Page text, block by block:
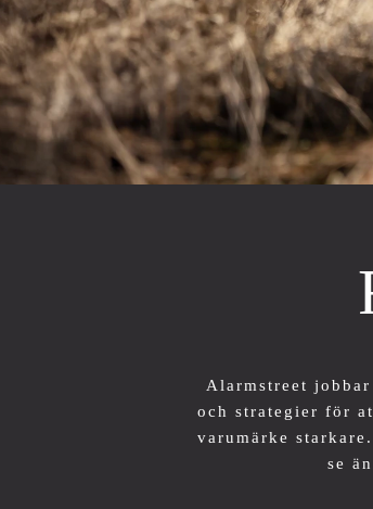
Alarmstreet
och strategier för
varumärke
se